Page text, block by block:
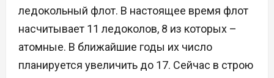
ледокольный флот. В настоящее время флот
насчитывает 11 ледоколов, 8 из которых –
атомные. В ближайшие годы их число
планируется увеличить до 17. Сейчас в строю